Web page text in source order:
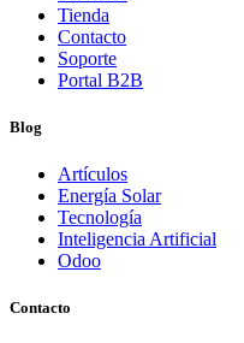
Tienda
Contacto
Soporte
Portal B2B
Blog
Artículos
Energía Solar
Tecnología
Inteligencia Artificial
Odoo
Contacto